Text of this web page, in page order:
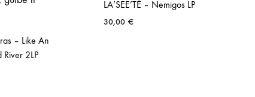
– Like An
2LP
LA’SEE’TĖ – Nemigos LP
30,00€